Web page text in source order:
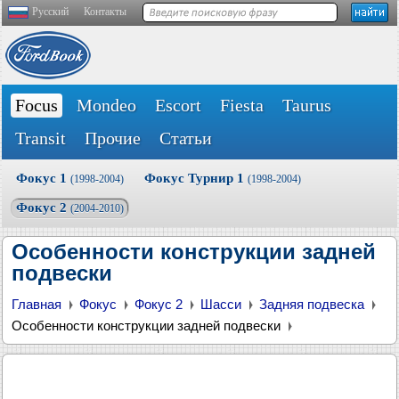
Русский Контакты
Focus Mondeo Escort Fiesta
Taurus
Transit
Прочие Статьи
Фокус 1 (1998-2004) Фокус Турнир 1 (1998-2004)
Фокус 2 (2004-2010)
Особенности конструкции задней
подвески
Главная Фокус Фокус 2 Шасси
Задняя подвеска
Особенности конструкции задней подвески